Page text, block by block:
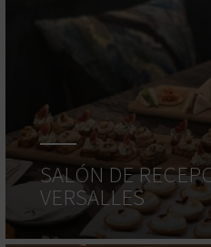
SALÓN DE
VERSALLES